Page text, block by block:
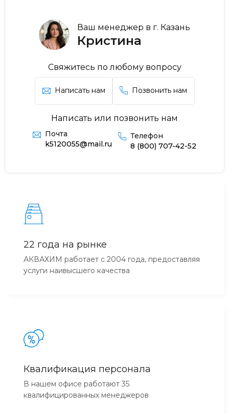
Ваш менеджер в г. Казань
Кристина
Свяжитесь по любому вопросу
Написать нам Позвонить нам
Написать или позвонить нам
Почта
k5120055@mail.ru
Телефон
8 (800) 707-42-52
22 года на рынке
АКВАХИМ работает с 2004 года, предоставляя
услуги наивысшего качества
Квалификация персонала
В нашем офисе работают 35
квалифицированных менеджеров